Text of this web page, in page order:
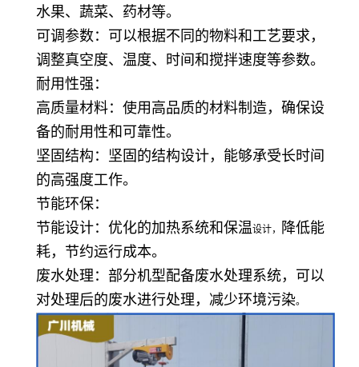
水果、蔬菜、药材等。
可调参数：可以根据不同的物料和工艺要求，
调整真空度、温度、时间和搅拌速度等参数。
耐用性强：
高质量材料：使用高品质的材料制造，确保设
备的耐用性和可靠性。
坚固结构：坚固的结构设计，能够承受长时间
的高强度工作。
节能环保：
节能设计：优化的加热系统和保温设计，
降低能
耗，节约运行成本。
废水处理：部分机型配备废水处理系统，可以
对处理后的废水进行处理，减少环境污染。